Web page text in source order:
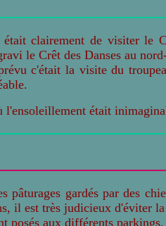
était clairement de visiter le
le Crêt des Danses au
c'était la visite du
l'ensoleillement était
pâturages gardés par des
il est très judicieux d'éviter
posés aux différents